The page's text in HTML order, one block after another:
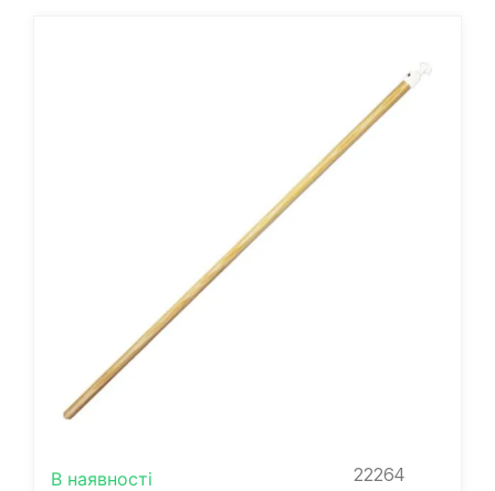
В наявності 22264